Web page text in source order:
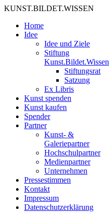
KUNST.BILDET.WISSEN
Home
Idee
Idee und Ziele
Stiftung
Kunst.Bildet.Wissen
Stiftungsrat
Satzung
Ex Libris
Kunst spenden
Kunst kaufen
Spender
Partner
Kunst- &
Galeriepartner
Hochschulpartner
Medienpartner
Unternehmen
Pressestimmen
Kontakt
Impressum
Datenschutzerklärung